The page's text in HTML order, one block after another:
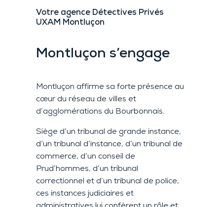
Votre agence Détectives Privés
UXAM Montluçon
Montluçon s’engage
Montluçon affirme sa forte présence au
cœur du réseau de villes et
d’agglomérations du Bourbonnais.
Siège d’un tribunal de grande instance,
d’un tribunal d’instance, d’un tribunal de
commerce, d’un conseil de
Prud’hommes, d’un tribunal
correctionnel et d’un tribunal de police,
ces instances judiciaires et